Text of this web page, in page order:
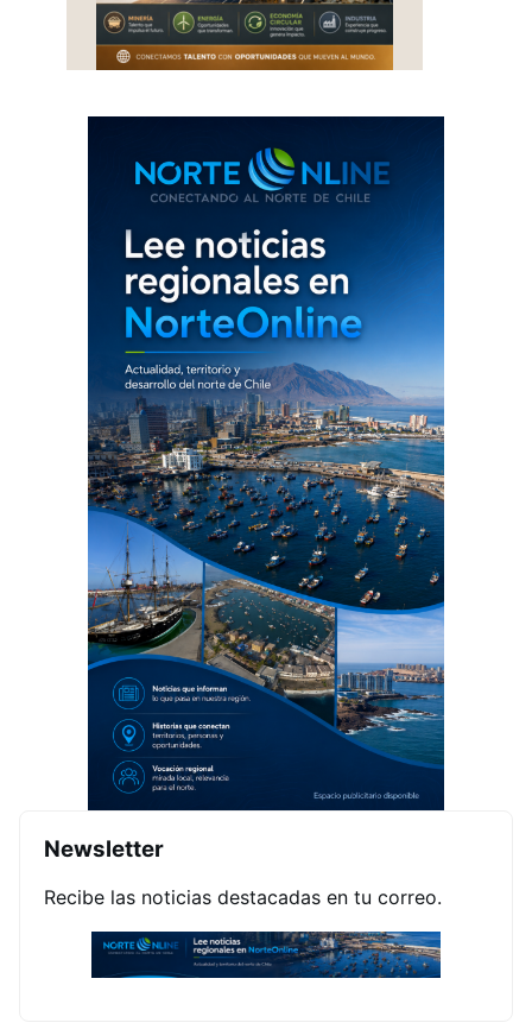
Newsletter
Recibe las noticias destacadas en tu correo.